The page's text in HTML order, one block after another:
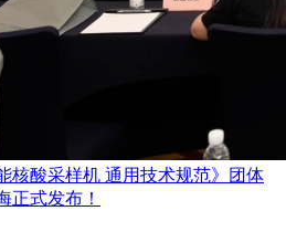
核酸采样机 通用技术规范》团体
正式发布！